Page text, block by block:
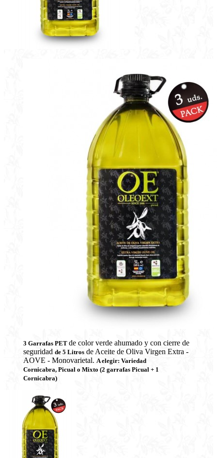
3 Garrafas PET de color verde ahumado y con cierre de
seguridad de 5 Litros de Aceite de Oliva Virgen Extra -
AOVE - Monovarietal. A elegir: Variedad
Cornicabra, Picual o Mixto (2 garrafas Picual + 1
Cornicabra)